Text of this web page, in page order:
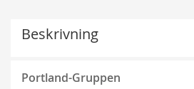
Beskrivning
Portland-Gruppen